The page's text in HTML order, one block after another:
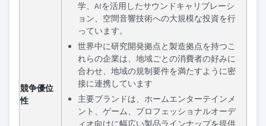
競争優位
性
学、AIを活用したサウンドキャリブレーシ
ョン、空間音響技術への大規模な投資を行
っています。
世界中に研究開発拠点と製造拠点を持つこ
れらの企業は、地域ごとの消費者の好みに
合わせ、地域の規制要件を満たすように密
接に連携しています
主要ブランドは、ホームエンターテインメ
ント、ゲーム、プロフェッショナルオーデ
ィオ向けに幅広い製品ラインナップを提供